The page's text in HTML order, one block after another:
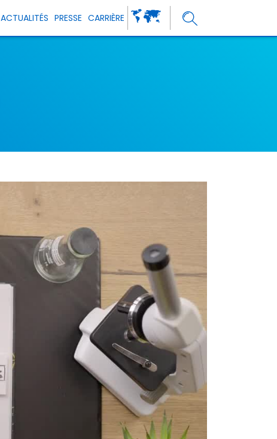
ACTUALITÉS PRESSE CARRIÈRE